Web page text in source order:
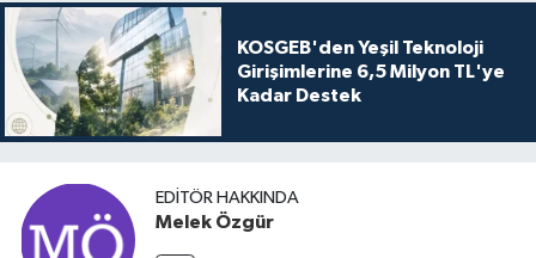
KOSGEB'den Yeşil Teknoloji
Girişimlerine 6,5 Milyon TL'ye
Kadar Destek
EDITÖR HAKKINDA
Melek Özgür